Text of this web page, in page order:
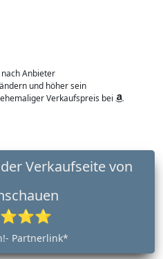
Anbieter
und höher sein
Verkaufspreis bei
Partnerlink*